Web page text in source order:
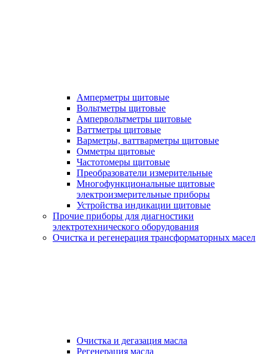
Амперметры щитовые
Вольтметры щитовые
Ампервольтметры щитовые
Ваттметры щитовые
Варметры, ваттварметры щитовые
Омметры щитовые
Частотомеры щитовые
Преобразователи измерительные
Многофункциональные щитовые
электроизмерительные приборы
Устройства индикации щитовые
Прочие приборы для диагностики
электротехнического оборудования
Очистка и регенерация трансформаторных масел
Очистка и дегазация масла
Регенерация масла